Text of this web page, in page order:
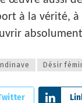
à la vérité, à
Désir